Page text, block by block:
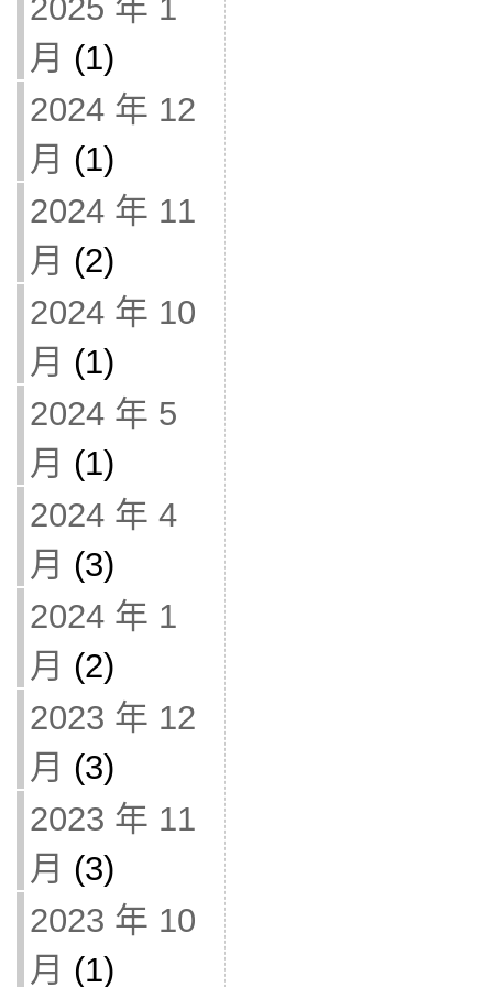
2025 年 1
月 (1)
2024 年 12
月 (1)
2024 年 11
月 (2)
2024 年 10
月 (1)
2024 年 5
月 (1)
2024 年 4
月 (3)
2024 年 1
月 (2)
2023 年 12
月 (3)
2023 年 11
月 (3)
2023 年 10
月 (1)